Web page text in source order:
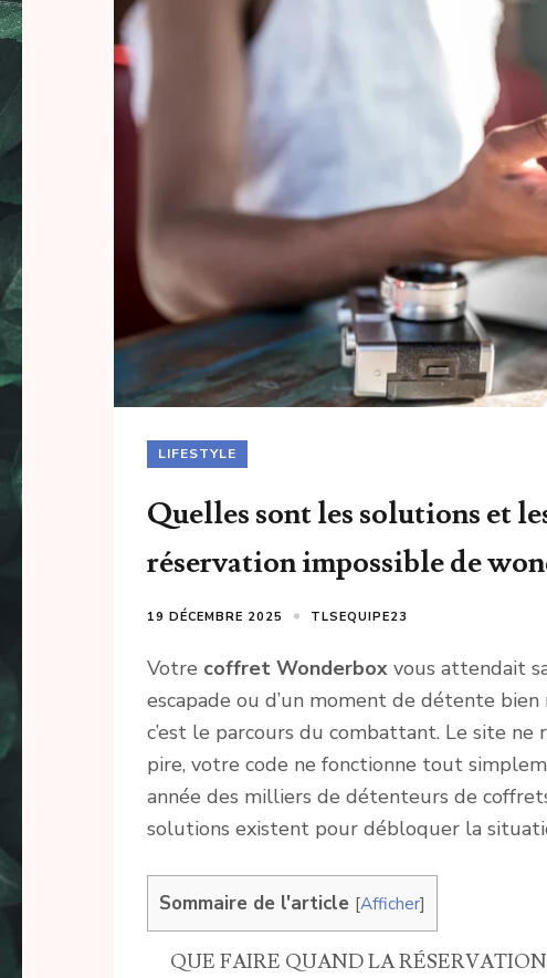
LIFESTYLE
Quelles sont les solutions et
réservation impossible de
19 DÉCEMBRE 2025 TLSEQUIPE23
Votre coffret Wonderbox vous attendait
escapade ou d’un moment de détente
c’est le parcours du combattant. Le site
pire, votre code ne fonctionne tout
année des milliers de détenteurs de
solutions existent pour débloquer la
Sommaire de l'article [Afficher]
QUE FAIRE QUAND LA